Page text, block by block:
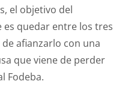
el objetivo del
es quedar entre los tres
afianzarlo con una
que viene de perder
Fodeba.